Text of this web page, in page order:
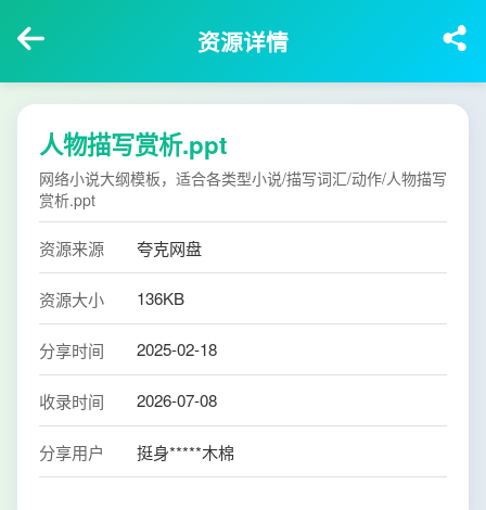
资源详情
人物描写赏析.ppt
网络小说大纲模板，适合各类型小说/描写词汇/动作/人物描写
赏析.ppt
资源来源 夸克网盘
资源大小 136KB
分享时间 2025-02-18
收录时间 2026-07-08
分享用户 挺身*****木棉